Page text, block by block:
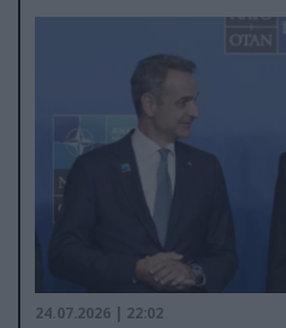
24.07.2026 | 22:02